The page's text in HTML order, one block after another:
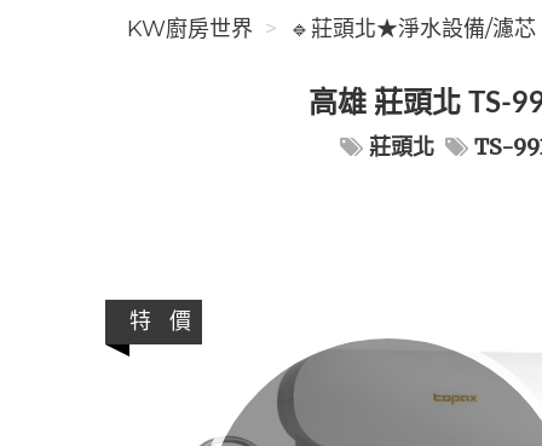
KW廚房世界 🔹莊頭北★淨水設備/濾芯
高雄 莊頭北 TS-
莊頭北 TS-
特 價